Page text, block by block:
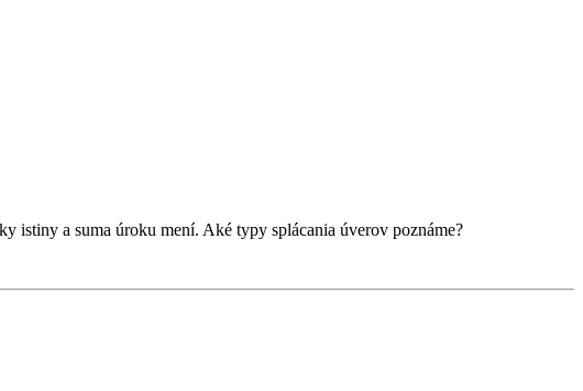
istiny a suma úroku mení. Aké typy splácania úverov poznáme?